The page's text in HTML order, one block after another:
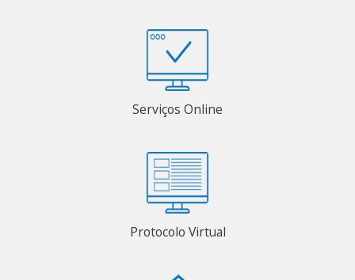
Serviços Online
Protocolo Virtual